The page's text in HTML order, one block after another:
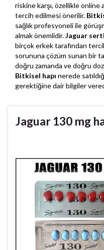
riskine karşı, özellikle online
tercih edilmesi önerilir.
sağlık profesyoneli ile
almak önemlidir.Jaguar
birçok erkek tarafından
sorununa çözüm sunan bir
doğru zamanda ve doğru
Bitkisel hapı nerede
gerektiğine dair bilgiler
Jaguar 130 mg